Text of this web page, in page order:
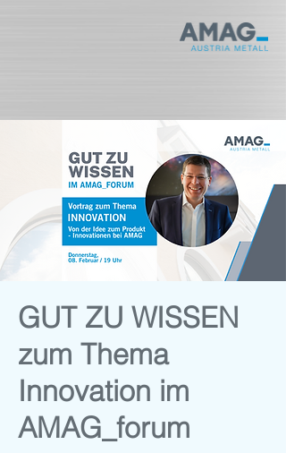
GUT ZU WISSEN
zum Thema
Innovation im
AMAG_forum